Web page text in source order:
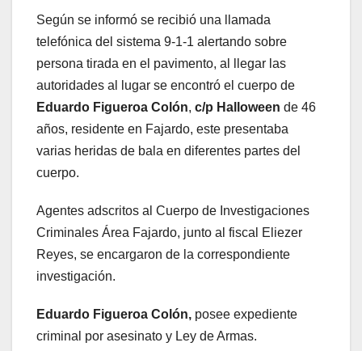
Según se informó se recibió una llamada
telefónica del sistema 9-1-1 alertando sobre
persona tirada en el pavimento, al llegar las
autoridades al lugar se encontró el cuerpo de
Eduardo Figueroa Colón, c/p Halloween de 46
años, residente en Fajardo, este presentaba
varias heridas de bala en diferentes partes del
cuerpo.
Agentes adscritos al Cuerpo de Investigaciones
Criminales Área Fajardo, junto al fiscal Eliezer
Reyes, se encargaron de la correspondiente
investigación.
Eduardo Figueroa Colón, posee expediente
criminal por asesinato y Ley de Armas.